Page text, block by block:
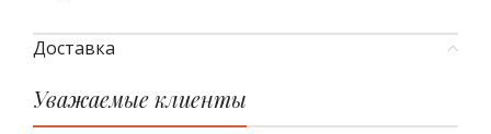
Доставка
Уважаемые клиенты